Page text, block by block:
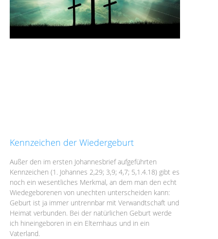
Kennzeichen der Wiedergeburt
Außer den im ersten Johannesbrief aufgeführten
Kennzeichen (1. Johannes 2,29; 3,9; 4,7; 5,1.4.18) gibt es
noch ein wesentliches Merkmal, an dem man den echt
Wiedegeborenen von unechten unterscheiden kann:
Geburt ist ja immer untrennbar mit Verwandtschaft und
Heimat verbunden. Bei der natürlichen Geburt werde
ich hineingeboren in ein Elternhaus und in ein
Vaterland.